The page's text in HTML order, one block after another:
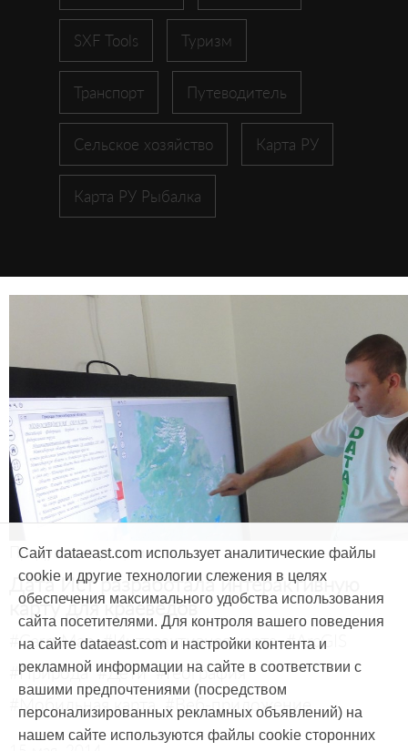
SXF Tools Туризм
Транспорт Путеводитель
Сельское хозяйство Карта РУ
Карта РУ Рыбалка
Продукты и услуги
Дата Ист разработала интерактивную
карту для краеведов
#CarryMap #Интерактивная карта #ArcGIS
#Природа #Дети #География
#Мобильная карта #Веб-приложение
Сайт dataeast.com использует аналитические файлы
cookie и другие технологии слежения в целях
обеспечения максимального удобства использования
сайта посетителями. Для контроля вашего поведения
на сайте dataeast.com и настройки контента и
рекламной информации на сайте в соответствии с
вашими предпочтениями (посредством
персонализированных рекламных объявлений) на
нашем сайте используются файлы cookie сторонних